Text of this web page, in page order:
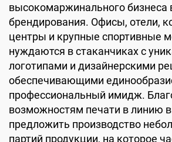
высокомаржинального бизнеса
брендирования. Офисы, отели,
центры и крупные спортивные
нуждаются в стаканчиках с
логотипами и дизайнерскими
обеспечивающими
профессиональный имидж.
возможностям печати в линию
предложить производство
партий продукции, на которое